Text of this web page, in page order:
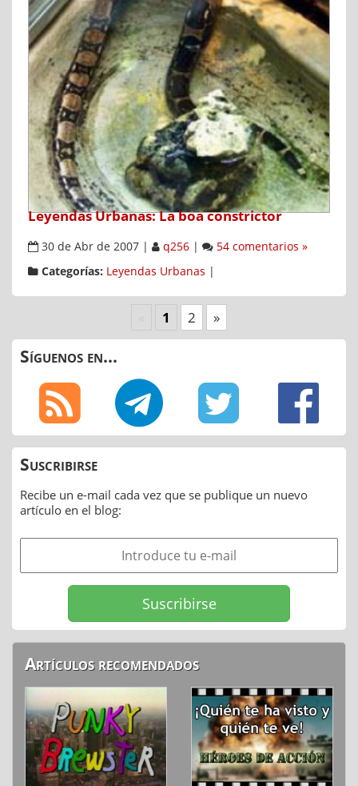
Leyendas Urbanas: La boa constrictor
30 de Abr de 2007 | q256 |
54 comentarios »
Categorías: Leyendas Urbanas |
1 2 »
Síguenos en...
Suscribirse
Recibe un e-mail cada vez que se publique un nuevo
artículo en el blog:
Artículos recomendados